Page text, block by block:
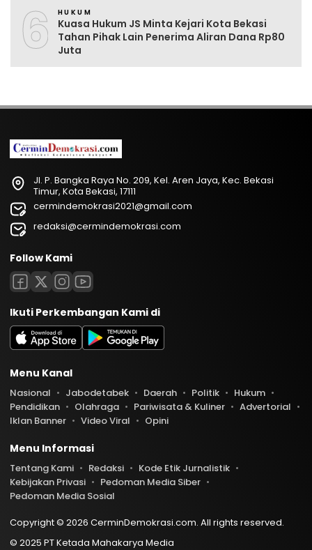
6 HUKUM
Kuasa Hukum JS Minta Kejari Kota Bekasi
Tahan Pihak Lain Penerima Aliran Dana Rp80
Juta
Jl. P. Bangka Raya No. 209, Kel. Aren Jaya, Kec. Bekasi
Timur, Kota Bekasi, 17111
cermindemokrasi2021@gmail.com
redaksi@cermindemokrasi.com
Follow Kami
Ikuti Perkembangan Kami di
Menu Kanal
Nasional Jabodetabek Daerah Politik
Hukum
Pendidikan
Olahraga Pariwisata & Kuliner
Advertorial
Iklan Banner
Video Viral Opini
Menu Informasi
Tentang Kami Redaksi
Kode Etik Jurnalistik
Kebijakan Privasi
Pedoman Media Siber
Pedoman Media Sosial
Copyright © 2026 CerminDemokrasi.com. All rights reserved.
© 2025 PT Ketada Mahakarya Media